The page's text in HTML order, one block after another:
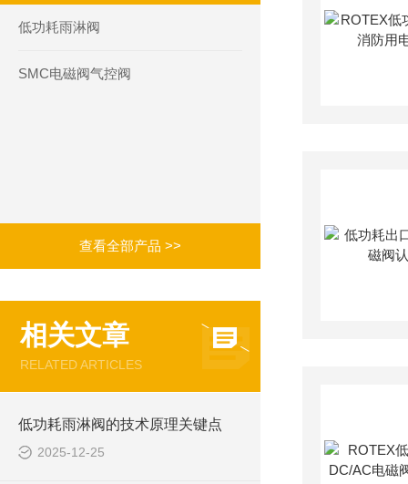
低功耗雨淋阀
SMC电磁阀气控阀
查看全部产品 >>
相关文章
RELATED ARTICLES
低功耗雨淋阀的技术原理关键点
2025-12-25